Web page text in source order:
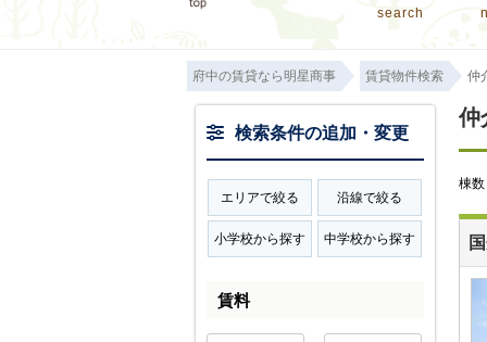
search
府中の賃貸なら明星商事 賃貸物件検索 仲
仲
棟数
検索条件の追加・変更
エリアで絞る 沿線で絞る
小学校から探す 中学校から探す
賃料